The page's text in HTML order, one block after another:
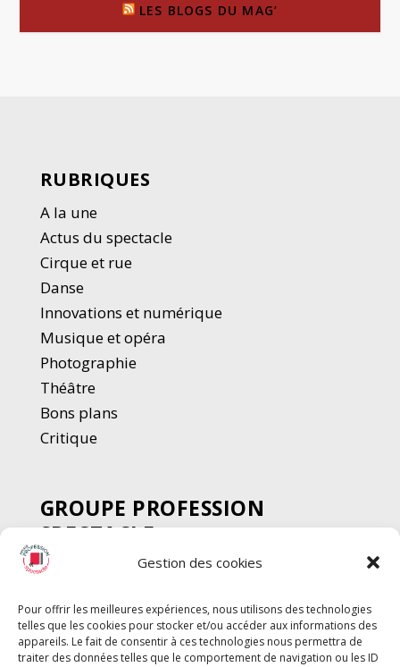
Gestion des cookies
Pour offrir les meilleures expériences, nous utilisons des technologies
telles que les cookies pour stocker et/ou accéder aux informations des
appareils. Le fait de consentir à ces technologies nous permettra de
traiter des données telles que le comportement de navigation ou les ID
LES BLOGS DU MAG’
RUBRIQUES
A la une
Actus du spectacle
Cirque et rue
Danse
Innovations et numérique
Musique et opéra
Photographie
Théâtre
Bons plans
Critique
GROUPE PROFESSION
SPECTACLE
Chèque Intermittents
Chèque Compta
Chèque Emploi Spectacle